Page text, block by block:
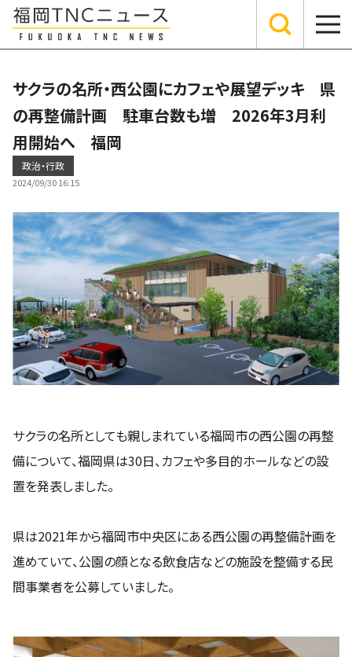
サクラの名所・西公園にカフェや展望デッキ 県
の再整備計画 駐車台数も増 2026年3月利
用開始へ 福岡
政治・行政
2024/09/30 16:15
サクラの名所としても親しまれている福岡市の西公園の再整
備について、福岡県は30日、カフェや多目的ホールなどの設
置を発表しました。
県は2021年から福岡市中央区にある西公園の再整備計画を
進めていて、公園の顔となる飲食店などの施設を整備する民
間事業者を公募していました。